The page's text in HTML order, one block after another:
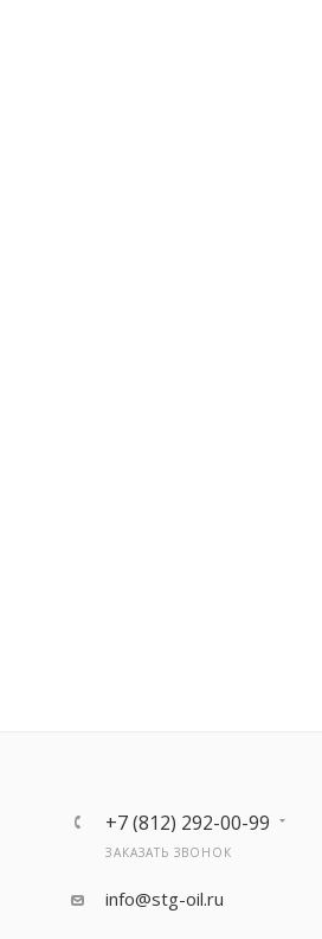
+7 (812) 292-00-99
ЗАКАЗАТЬ ЗВОНОК
info@stg-oil.ru